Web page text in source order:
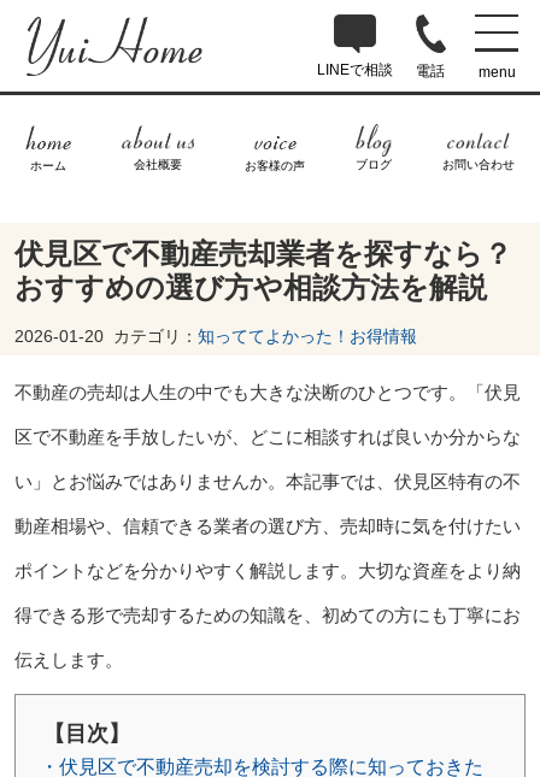
LINEで相談 電話 menu
ホーム 会社概要 お客様の声 ブログ お問い合わせ
伏見区で不動産売却業者を探すなら？
おすすめの選び方や相談方法を解説
2026-01-20 カテゴリ： 知っててよかった！お得情報
不動産の売却は人生の中でも大きな決断のひとつです。「伏見
区で不動産を手放したいが、どこに相談すれば良いか分からな
い」とお悩みではありませんか。本記事では、伏見区特有の不
動産相場や、信頼できる業者の選び方、売却時に気を付けたい
ポイントなどを分かりやすく解説します。大切な資産をより納
得できる形で売却するための知識を、初めての方にも丁寧にお
伝えします。
【目次】
・伏見区で不動産売却を検討する際に知っておきた